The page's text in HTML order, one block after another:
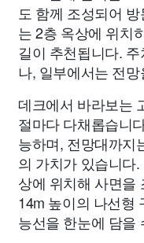
도 함께 조성되어
는 2층 옥상에 위치
길이 추천됩니다.
나, 일부에서는 전
데크에서 바라보는
절마다 다채롭습니
능하며, 전망대까지
의 가치가 있습니다
상에 위치해 사면을
14m 높이의 나선형
능선을 한눈에 담을